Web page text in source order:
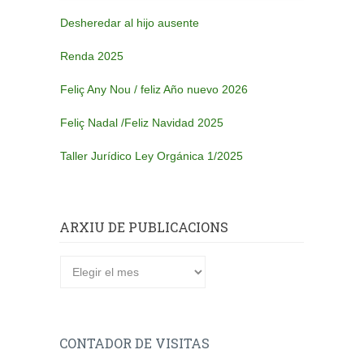
Desheredar al hijo ausente
Renda 2025
Feliç Any Nou / feliz Año nuevo 2026
Feliç Nadal /Feliz Navidad 2025
Taller Jurídico Ley Orgánica 1/2025
ARXIU DE PUBLICACIONS
CONTADOR DE VISITAS